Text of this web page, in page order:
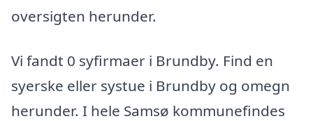
oversigten herunder.
Vi fandt 0 syfirmaer i Brundby. Find en
syerske eller systue i Brundby og omegn
herunder. I hele Samsø kommunefindes